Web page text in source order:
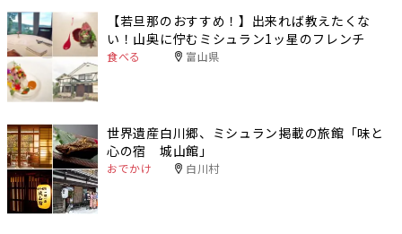
【若旦那のおすすめ！】出来れば教えたくな
い！山奥に佇むミシュラン1ッ星のフレンチ
食べる 富山県
世界遺産白川郷、ミシュラン掲載の旅館「味と
心の宿 城山館」
おでかけ 白川村